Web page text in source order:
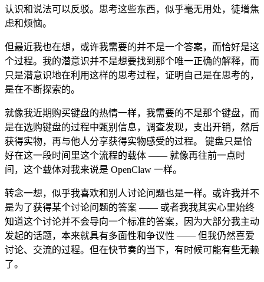
认识和说法可以反驳。思考这些东西，似乎毫无用处，徒增焦
虑和烦恼。
但最近我也在想，或许我需要的并不是一个答案，而恰好是这
个过程。我的潜意识并不是想要找到那个唯一正确的解释，而
只是潜意识地在利用这样的思考过程，证明自己是在思考的，
是在不断探索的。
就像我近期购买键盘的热情一样，我需要的不是那个键盘，而
是在选购键盘的过程中甄别信息，调查发现，支出开销，然后
获得实物，再与他人分享获得实物感受的过程。 键盘只是恰
好在这一段时间里这个流程的载体 —— 就像再往前一点时
间，这个载体对我来说是 OpenClaw 一样。
转念一想，似乎我喜欢和别人讨论问题也是一样。或许我并不
是为了获得某个讨论问题的答案 —— 或者我我其实心里始终
知道这个讨论并不会导向一个标准的答案，因为大部分我主动
发起的话题，本来就具有多面性和争议性 —— 但我仍然喜爱
讨论、交流的过程。但在快节奏的当下，有时候可能有些无赖
了。